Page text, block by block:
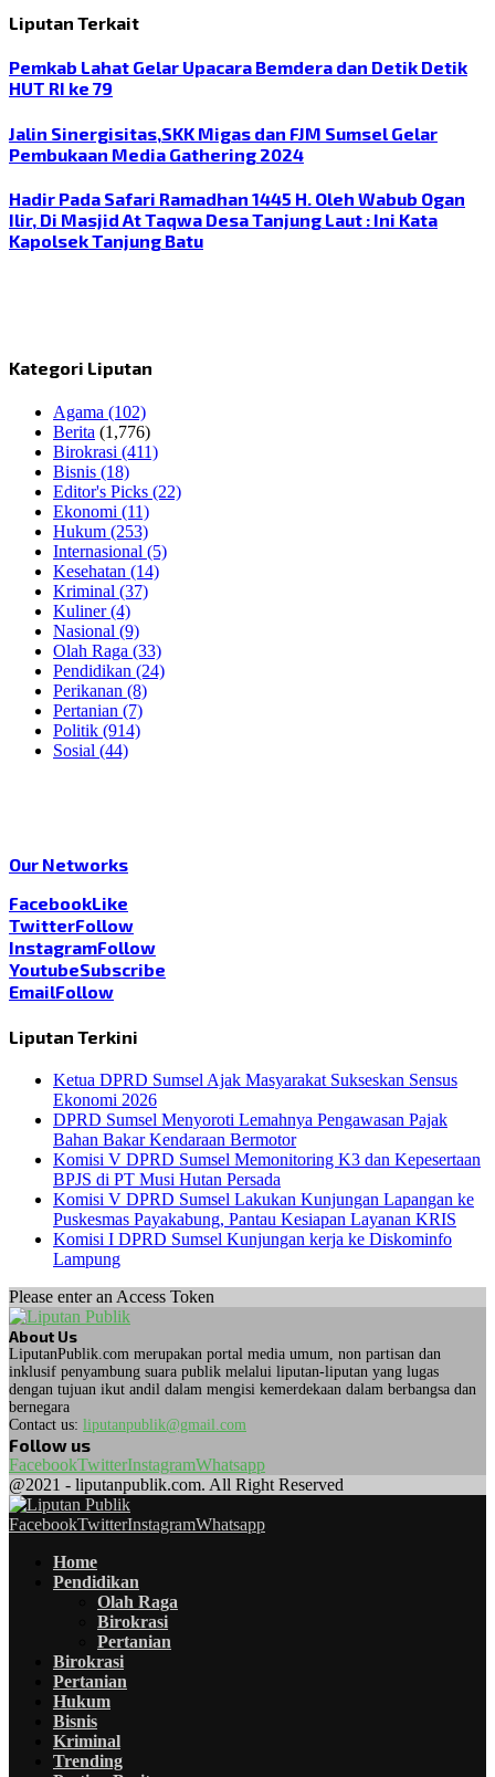
Liputan Terkait
Pemkab Lahat Gelar Upacara Bemdera dan Detik Detik
HUT RI ke 79
Jalin Sinergisitas,SKK Migas dan FJM Sumsel Gelar
Pembukaan Media Gathering 2024
Hadir Pada Safari Ramadhan 1445 H. Oleh Wabub Ogan
Ilir, Di Masjid At Taqwa Desa Tanjung Laut : Ini Kata
Kapolsek Tanjung Batu
Kategori Liputan
Agama (102)
Berita (1,776)
Birokrasi (411)
Bisnis (18)
Editor's Picks (22)
Ekonomi (11)
Hukum (253)
Internasional (5)
Kesehatan (14)
Kriminal (37)
Kuliner(4)
Nasional (9)
Olah Raga (33)
Pendidikan (24)
Perikanan (8)
Pertanian (7)
Politik (914)
Sosial (44)
Our Networks
FacebookLike
TwitterFollow
InstagramFollow
YoutubeSubscribe
EmailFollow
Liputan Terkini
Ketua DPRD Sumsel Ajak Masyarakat Sukseskan Sensus
Ekonomi 2026
DPRD Sumsel Menyoroti Lemahnya Pengawasan Pajak
Bahan Bakar Kendaraan Bermotor
Komisi V DPRD Sumsel Memonitoring K3 dan Kepesertaan
BPJS di PT Musi Hutan Persada
Komisi V DPRD Sumsel Lakukan Kunjungan Lapangan ke
Puskesmas Payakabung, Pantau Kesiapan Layanan KRIS
Komisi I DPRD Sumsel Kunjungan kerja ke Diskominfo
Lampung
Please enter an Access Token
About Us
LiputanPublik.com merupakan portal media umum, non partisan dan
inklusif penyambung suara publik melalui liputan-liputan yang lugas
dengan tujuan ikut andil dalam mengisi kemerdekaan dalam berbangsa dan
bernegara
Contact us: liputanpublik@gmail.com
Follow us
FacebookTwitterInstagramWhatsapp
@2021 - liputanpublik.com. All Right Reserved
FacebookTwitterInstagramWhatsapp
Home
Pendidikan
Olah Raga
Birokrasi
Pertanian
Birokrasi
Pertanian
Hukum
Bisnis
Kriminal
Trending